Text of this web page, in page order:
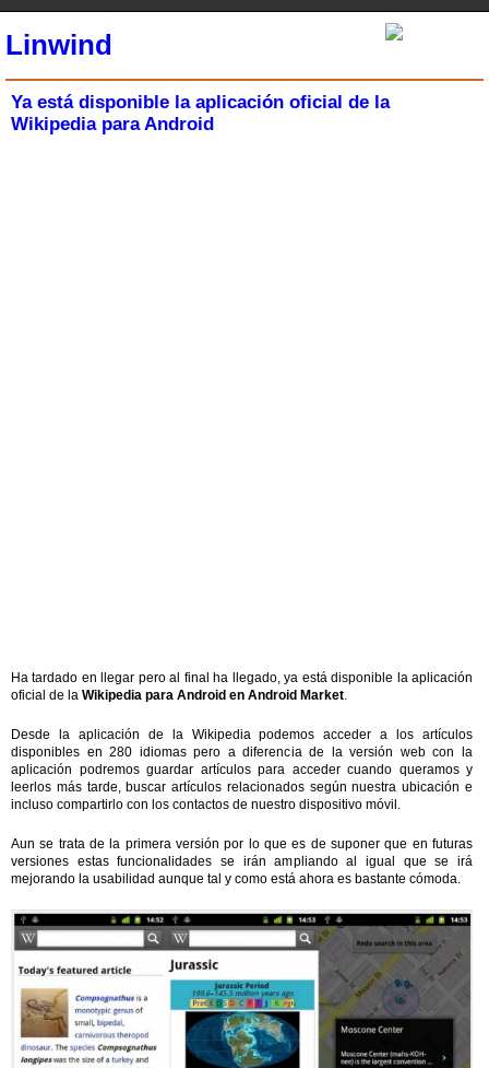
Linwind
Ya está disponible la aplicación oficial de la
Wikipedia para Android
Ha tardado en llegar pero al final ha llegado, ya está disponible la aplicación
oficial de la Wikipedia para Android en Android Market.
Desde la aplicación de la Wikipedia podemos acceder a los artículos
disponibles en 280 idiomas pero a diferencia de la versión web con la
aplicación podremos guardar artículos para acceder cuando queramos y
leerlos más tarde, buscar artículos relacionados según nuestra ubicación e
incluso compartirlo con los contactos de nuestro dispositivo móvil.
Aun se trata de la primera versión por lo que es de suponer que en futuras
versiones estas funcionalidades se irán ampliando al igual que se irá
mejorando la usabilidad aunque tal y como está ahora es bastante cómoda.